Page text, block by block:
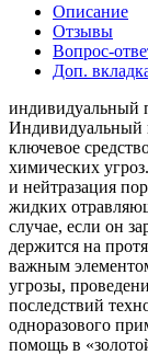
Описание
Отзывы
Вопрос-
Доп.
индивидуальный
Индивидуальный
ключевое
химических
и нейтразация
жидких
случае, если он
держится на
важным
угрозы,
последствий
одноразового
помощь в